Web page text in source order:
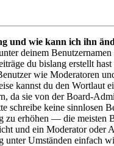
und wie kann ich ihn
deinem Benutzernamen
du bislang erstellt
wie Moderatoren
kannst du den Wortlaut
da sie von der Board-
schreibe keine sinnlosen
zu erhöhen — die meisten
und ein Moderator oder
unter Umständen einfach